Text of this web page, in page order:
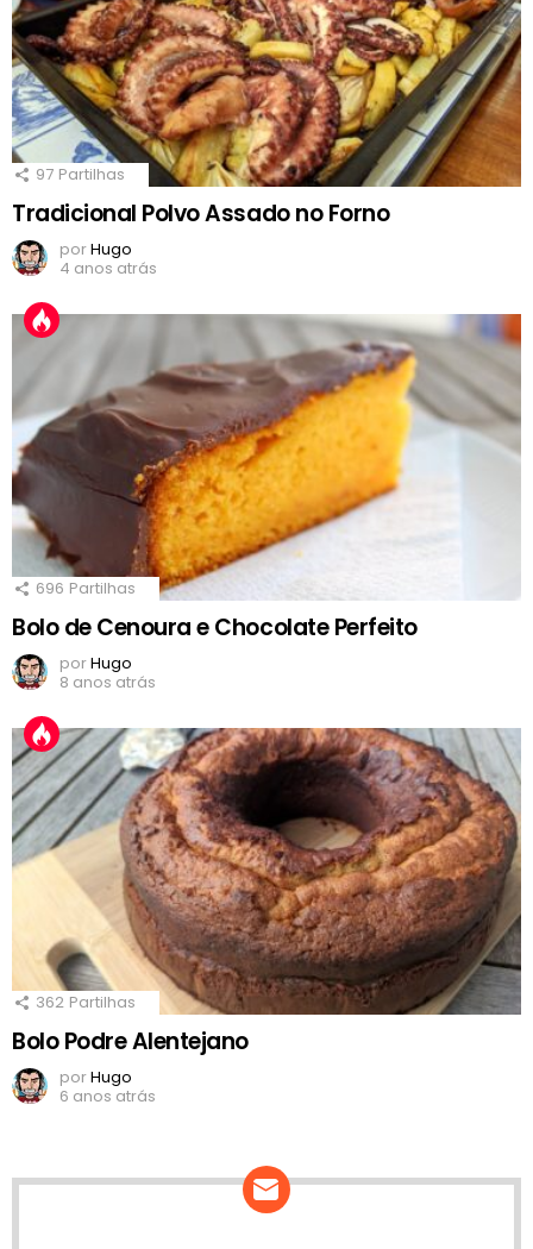
97 Partilhas
Tradicional Polvo Assado no Forno
porHugo
4 anos atrás
696 Partilhas
Bolo de Cenoura e Chocolate Perfeito
porHugo
8 anos atrás
362 Partilhas
Bolo Podre Alentejano
porHugo
6 anos atrás